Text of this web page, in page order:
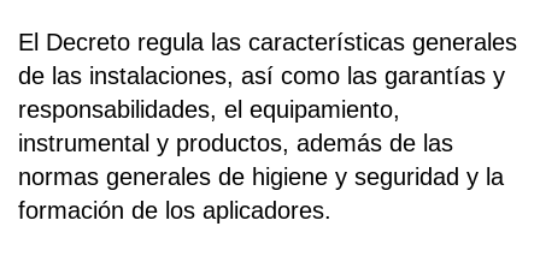
El Decreto regula las características generales
de las instalaciones, así como las garantías y
responsabilidades, el equipamiento,
instrumental y productos, además de las
normas generales de higiene y seguridad y la
formación de los aplicadores.